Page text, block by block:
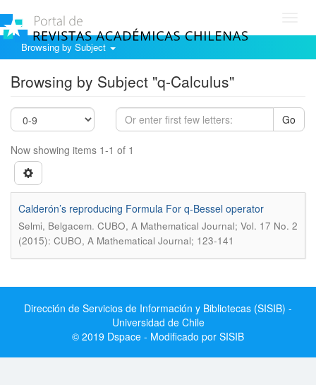
Browsing by Subject
Browsing by Subject "q-Calculus"
Go
Now showing items 1-1 of 1
Calderón’s reproducing Formula For q-Bessel operator
Selmi, Belgacem. CUBO, A Mathematical Journal; Vol. 17 No. 2
(2015): CUBO, A Mathematical Journal; 123-141
Dirección de Servicios de Información y Bibliotecas (SISIB) -
Universidad de Chile
© 2019 Dspace - Modificado por SISIB